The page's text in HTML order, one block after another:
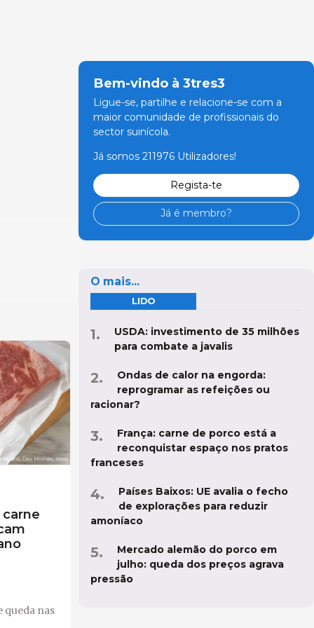
queda nas
Bem-vindo à 3tres3
Ligue-se, partilhe e relacione-se com a
maior comunidade de profissionais do
sector suinícola.
Já somos 211976 Utilizadores!
Regista-te
Já é membro?
O mais...
LIDO
USDA: investimento de 35 milhões
para combate a javalis
Ondas de calor na engorda:
reprogramar as refeições ou
racionar?
França: carne de porco está a
reconquistar espaço nos pratos
franceses
Países Baixos: UE avalia o fecho
de explorações para reduzir
amoníaco
Mercado alemão do porco em
julho: queda dos preços agrava
pressão